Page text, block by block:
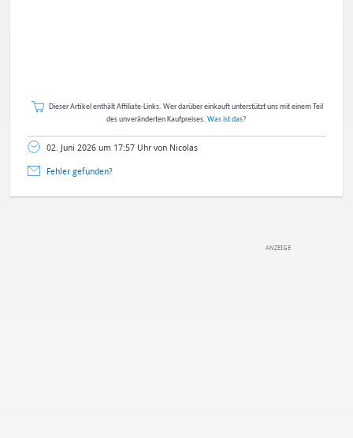
Dieser Artikel enthält Affiliate-Links. Wer darüber einkauft unterstützt uns mit einem Teil
des unveränderten Kaufpreises. Was ist das?
02. Juni 2026 um 17:57 Uhr von Nicolas
Fehler gefunden?